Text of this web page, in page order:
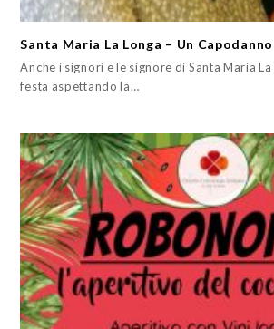
Santa Maria La Longa – Un
Anche i signori e le signore di Santa Maria
festa aspettando la…